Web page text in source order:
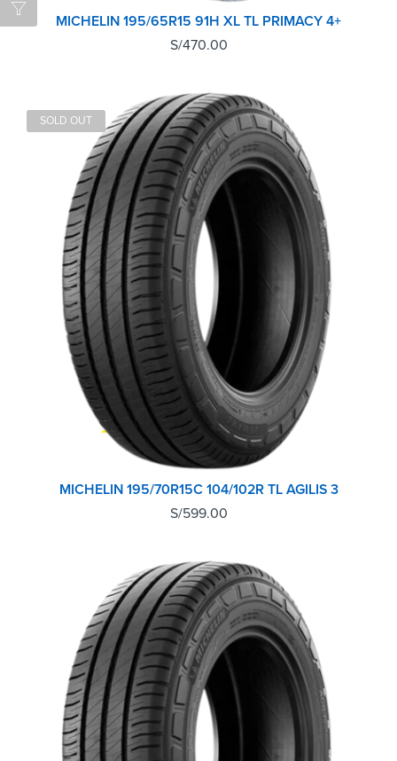
MICHELIN 195/65R15 91H XL TL PRIMACY 4+
S/470.00
SOLD OUT
MICHELIN 195/70R15C 104/102R TL AGILIS 3
S/599.00